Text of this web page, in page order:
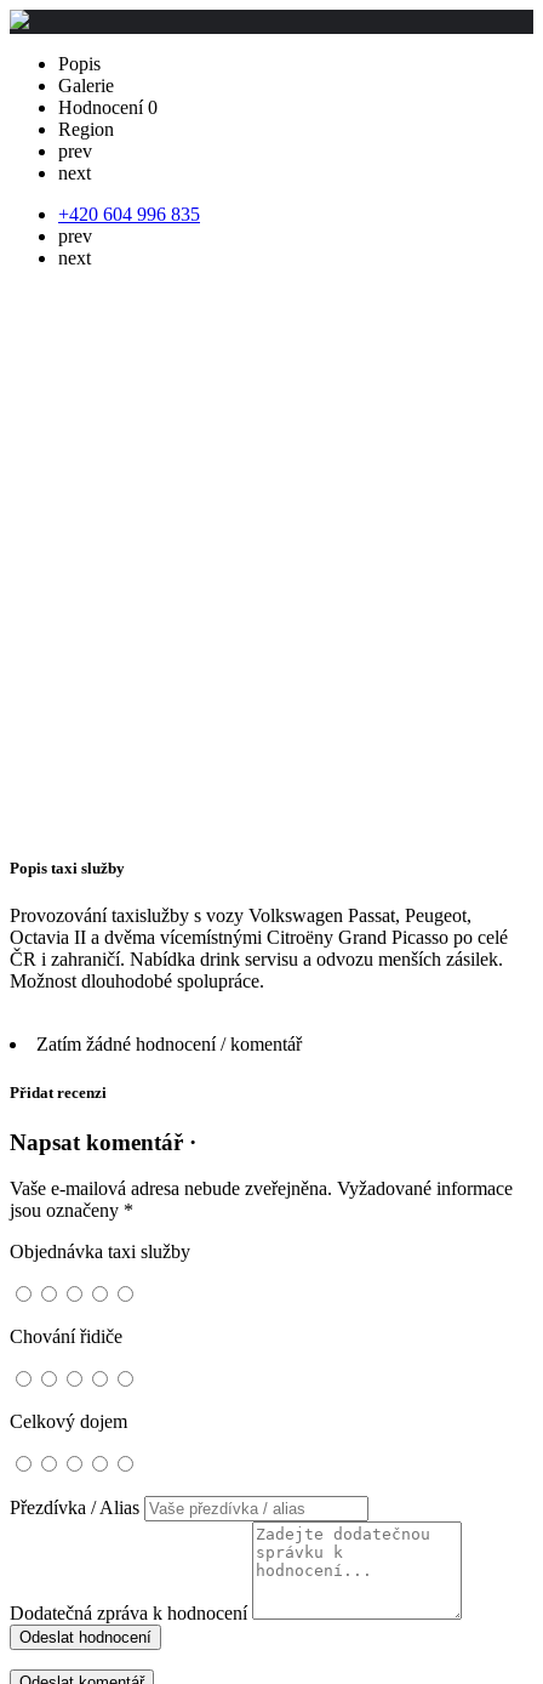
Popis
Galerie
Hodnocení0
Region
prev
next
+420 604 996 835
prev
next
Popis taxi služby
Provozování taxislužby s vozy Volkswagen Passat, Peugeot,
Octavia II a dvěma vícemístnými Citroëny Grand Picasso po celé
ČR i zahraničí. Nabídka drink servisu a odvozu menších zásilek.
Možnost dlouhodobé spolupráce.
Zatím žádné hodnocení / komentář
Přidat recenzi
Napsat komentář ·
Vaše e-mailová adresa nebude zveřejněna. Vyžadované informace
jsou označeny *
Objednávka taxi služby
Chování řidiče
Celkový dojem
Přezdívka / Alias
Dodatečná zpráva k hodnocení
Odeslat hodnocení